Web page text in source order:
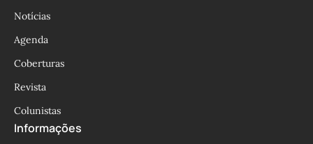
Notícias
Agenda
Coberturas
Revista
Colunistas
Informações